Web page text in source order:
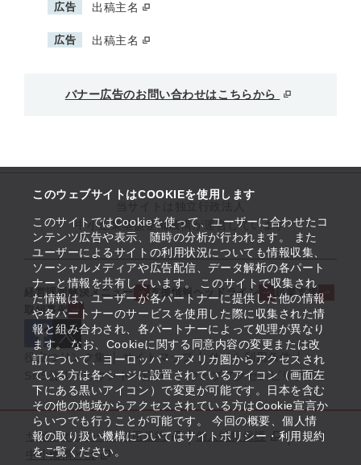
このウェブサイトはCOOKIEを使用します
このサイトではCookieを使って、ユーザーに合わせたコ
ンテンツ広告や表示、随時の分析が行われます。 また
ユーザーによるサイトの利用状況についても情報収集、
ソーシャルメディアや広告配信、データ解析の各パート
ナーと情報を共有しています。 このサイトで収集され
た情報は、ユーザーが各パートナーに提供した他の情報
や各パートナーのサービスを使用した際に収集された情
報と組み合わされ、各パートナーによって処理が異なり
ます。 なお、Cookieに関する同意内容の変更または改
訂について、ヨーロッパ・アメリカ圏からアクセスされ
ている方は各ページに設置されているアイコン（画面左
下にある黒いアイコン）で変更が可能です。日本を含む
その他の地域からアクセスされている方はCookie宣言か
らいつでも行うことが可能です。 今回の概要、個人情
報の取り扱い機構についてはサイトポリシー・利用規約
をご覧ください。
広告 出稿主名
広告 出稿主名
バナー広告のお問い合わせはこちらから
中小企業基盤整備機構が運営しています
経営課題解決メニュー 支援情報ヘッドライン
起業支援
取組事例
役立つリンク集 サイトマップ
サイト利用条件
SNS公式アカウント一覧
ウェブアクセシビリティ
サイトポリシー・利用規約
個人情報保護
中小機構とは